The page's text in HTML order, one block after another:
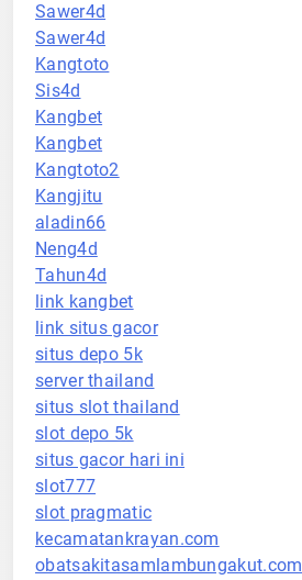
Sawer4d
Sawer4d
Kangtoto
Sis4d
Kangbet
Kangbet
Kangtoto2
Kangjitu
aladin66
Neng4d
Tahun4d
link kangbet
link situs gacor
situs depo 5k
server thailand
situs slot thailand
slot depo 5k
situs gacor hari ini
slot777
slot pragmatic
kecamatankrayan.com
obatsakitasamlambungakut.com